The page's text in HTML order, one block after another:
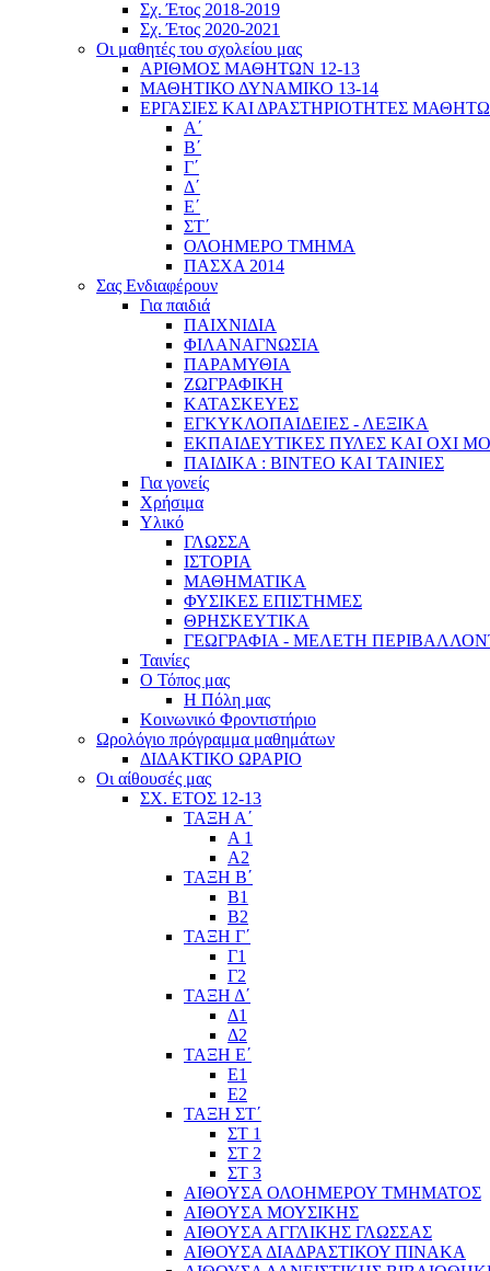
Σχ. Έτος 2018-2019
Σχ. Έτος 2020-2021
Οι μαθητές του σχολείου μας
ΑΡΙΘΜΟΣ ΜΑΘΗΤΩΝ 12-13
ΜΑΘΗΤΙΚΟ ΔΥΝΑΜΙΚΟ 13-14
ΕΡΓΑΣΙΕΣ ΚΑΙ ΔΡΑΣΤΗΡΙΟΤΗΤΕΣ
Α΄
Β΄
Γ΄
Δ΄
Ε΄
ΣΤ΄
ΟΛΟΗΜΕΡΟ ΤΜΗΜΑ
ΠΑΣΧΑ 2014
Σας Ενδιαφέρουν
Για παιδιά
ΠΑΙΧΝΙΔΙΑ
ΦΙΛΑΝΑΓΝΩΣΙΑ
ΠΑΡΑΜΥΘΙΑ
ΖΩΓΡΑΦΙΚΗ
ΚΑΤΑΣΚΕΥΕΣ
ΕΓΚΥΚΛΟΠΑΙΔΕΙΕΣ - ΛΕΞΙΚΑ
ΕΚΠΑΙΔΕΥΤΙΚΕΣ ΠΥΛΕΣ ΚΑΙ ΟΧΙ
ΠΑΙΔΙΚΑ : ΒΙΝΤΕΟ ΚΑΙ ΤΑΙΝΙΕΣ
Για γονείς
Χρήσιμα
Υλικό
ΓΛΩΣΣΑ
ΙΣΤΟΡΙΑ
ΜΑΘΗΜΑΤΙΚΑ
ΦΥΣΙΚΕΣ ΕΠΙΣΤΗΜΕΣ
ΘΡΗΣΚΕΥΤΙΚΑ
ΓΕΩΓΡΑΦΙΑ - ΜΕΛΕΤΗ
Ταινίες
Ο Τόπος μας
Η Πόλη μας
Κοινωνικό Φροντιστήριο
Ωρολόγιο πρόγραμμα μαθημάτων
ΔΙΔΑΚΤΙΚΟ ΩΡΑΡΙΟ
Οι αίθουσές μας
ΣΧ. ΕΤΟΣ 12-13
ΤΑΞΗ Α΄
Α 1
Α2
ΤΑΞΗ Β΄
Β1
Β2
ΤΑΞΗ Γ΄
Γ1
Γ2
ΤΑΞΗ Δ΄
Δ1
Δ2
ΤΑΞΗ Ε΄
Ε1
Ε2
ΤΑΞΗ ΣΤ΄
ΣΤ 1
ΣΤ 2
ΣΤ 3
ΑΙΘΟΥΣΑ ΟΛΟΗΜΕΡΟΥ ΤΜΗΜΑΤΟΣ
ΑΙΘΟΥΣΑ ΜΟΥΣΙΚΗΣ
ΑΙΘΟΥΣΑ ΑΓΓΛΙΚΗΣ ΓΛΩΣΣΑΣ
ΑΙΘΟΥΣΑ ΔΙΑΔΡΑΣΤΙΚΟΥ ΠΙΝΑΚΑ